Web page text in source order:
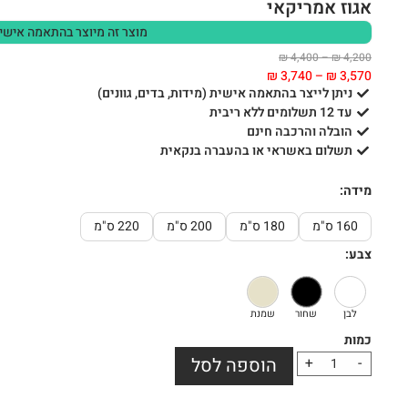
אגוז אמריקאי
מוצר זה מיוצר בהתאמה
₪4,200
–
₪4,400
₪3,570
–
₪3,740
ניתן לייצר בהתאמה אישית (מידות, בדים, גוונים)
עד 12 תשלומים ללא ריבית
הובלה והרכבה חינם
תשלום באשראי או בהעברה בנקאית
מידה:
160 ס"מ
180 ס"מ 200 ס"מ
220 ס"מ
צבע:
לבן שחור שמנת
-
+ הוספה לסל